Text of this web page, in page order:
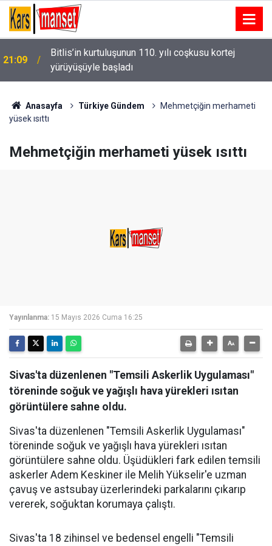
21:09
Bitlis’in kurtuluşunun 110. yılı coşkusu kortej
yürüyüşüyle başladı
21:08
14. TAYK-Eker Olympos Regatta’da ilk günün
kazananı "Team Nautique Yachting" oldu
Anasayfa Türkiye Gündem
Mehmetçiğin merhameti
yüsek ısıttı
Mehmetçiğin merhameti yüsek ısıttı
Yayınlanma: 15 Mayıs 2026 Cuma 16:25
Sivas'ta düzenlenen "Temsili Askerlik Uygulaması"
töreninde soğuk ve yağışlı hava yürekleri ısıtan
görüntülere sahne oldu.
Sivas'ta düzenlenen "Temsili Askerlik Uygulaması"
töreninde soğuk ve yağışlı hava yürekleri ısıtan
görüntülere sahne oldu. Üşüdükleri fark edilen temsili
askerler Adem Keskiner ile Melih Yükselir'e uzman
çavuş ve astsubay üzerlerindeki parkalarını çıkarıp
vererek, soğuktan korumaya çalıştı.
Sivas'ta 18 zihinsel ve bedensel engelli "Temsili